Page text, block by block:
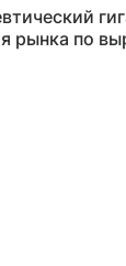
рынка по